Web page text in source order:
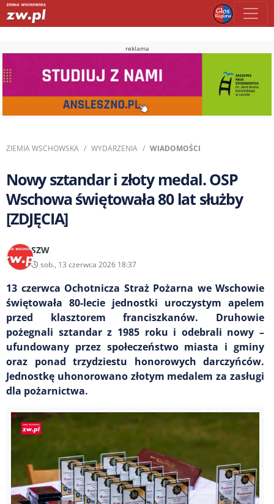
reklama
ZIEMIA WSCHOWSKA WYDARZENIA WIADOMOŚCI
Nowy sztandar i złoty medal. OSP
Wschowa świętowała 80 lat służby
[ZDJĘCIA]
SZW
sob., 13 czerwca 2026 18:37
13 czerwca Ochotnicza Straż Pożarna we Wschowie
świętowała 80-lecie jednostki uroczystym apelem
przed klasztorem franciszkanów. Druhowie
pożegnali sztandar z 1985 roku i odebrali nowy –
ufundowany przez społeczeństwo miasta i gminy
oraz ponad trzydziestu honorowych darczyńców.
Jednostkę uhonorowano złotym medalem za zasługi
dla pożarnictwa.